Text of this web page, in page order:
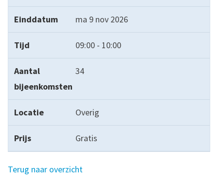
ma 9 nov 2026
09:00 - 10:00
34
Overig
Gratis
Terug naar overzicht